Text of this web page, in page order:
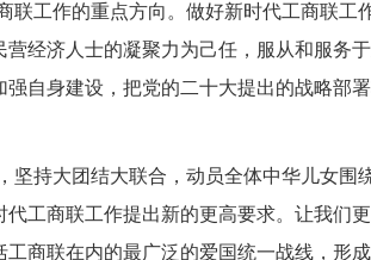
联工作的重点方向。做好新时代工商联
经济人士的凝聚力为己任，服从和服务
自身建设，把党的二十大提出的战略部
持大团结大联合，动员全体中华儿女围
工商联工作提出新的更高要求。让我们
工商联在内的最广泛的爱国统一战线，形